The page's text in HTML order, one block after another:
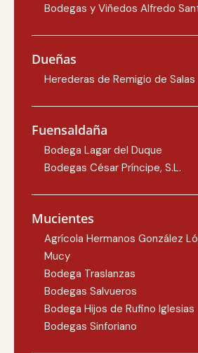
Bodegas y Viñedos Alfredo
Dueñas
Herederas de Remigio de Salas
Fuensaldaña
Bodega Lagar del Duque
Bodegas César Príncipe, S.L.
Mucientes
Agrícola Hermanos González
Mucy
Bodega Traslanzas
Bodegas Salvueros
Bodega Hijos de Rufino Iglesias
Bodegas Sinforiano